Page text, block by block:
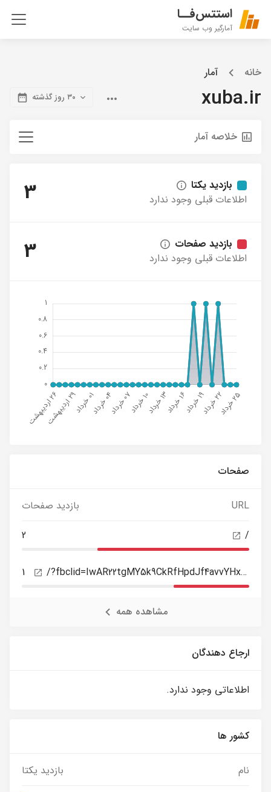
استتس‌فــا
آمارگیر وب سایت
خانه آمار
xuba.ir ۳۰ روز گذشته
خلاصه آمار
بازدید یکتا
اطلاعات قبلی وجود ندارد
3
بازدید صفحات
اطلاعات قبلی وجود ندارد
3
صفحات
URL
بازدید صفحات
/
2
/?fbclid=IwAR22tgMY5k9CkRfHpdJf4avvYHxon0VBzrkAYr74QIIFAfvwrjU5Cyh-oRQ
1
مشاهده همه
ارجاع دهندگان
اطلاعاتی وجود ندارد.
کشور ها
نام
بازدید یکتا